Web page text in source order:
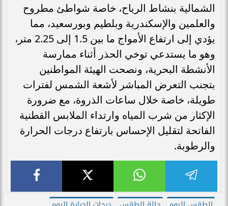
الشمالية بنشاط الرياح، خاصة شواطئ مطروح
والعلمين والإسكندرية وبلطيم وبورسعيد، مما
يؤدي إلى ارتفاع الأمواج ما بين 1.5 إلى 2.25 متر،
وهو ما يستدعي توخي الحذر أثناء ممارسة
الأنشطة البحرية، ونصحت الهيئة المواطنين
بتجنب التعرض المباشر لأشعة الشمس لفترات
طويلة، خاصة خلال ساعات الذروة، مع ضرورة
الإكثار من شرب المياه وارتداء الملابس القطنية
الفاتحة لتقليل الإحساس بارتفاع درجات الحرارة
والرطوبة.